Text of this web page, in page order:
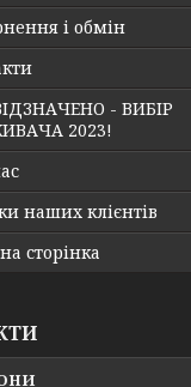
і обмін
- ВИБІР
2023!
наших клієнтів
сторінка